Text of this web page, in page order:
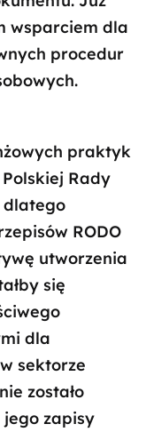
wsparciem dla
procedur
praktyk
Rady
dlatego
RODO
utworzenia
się
dla
sektorze
zostało
zapisy